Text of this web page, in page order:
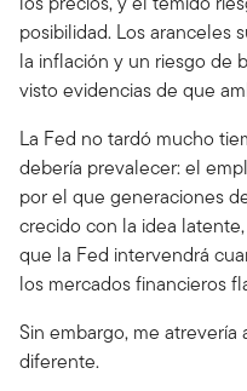
posibilidad. Los aranceles
la inflación y un riesgo de
visto evidencias de que
La Fed no tardó mucho
debería prevalecer: el
por el que generaciones
crecido con la idea
que la Fed intervendrá
los mercados financieros
Sin embargo, me atrevería
diferente.